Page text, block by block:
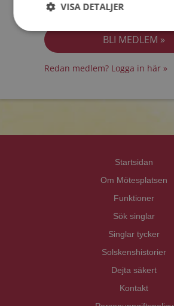
Jag accepterar Personuppgiftspolicyn
Redan medlem? Logga in här »
Startsidan
Om Mötesplatsen
Funktioner
Sök singlar
Singlar tycker
Solskenshistorier
Dejta säkert
Kontakt
VISA DETALJER